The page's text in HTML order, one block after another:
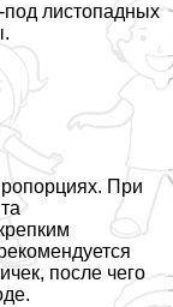
под листопадных
При
после чего